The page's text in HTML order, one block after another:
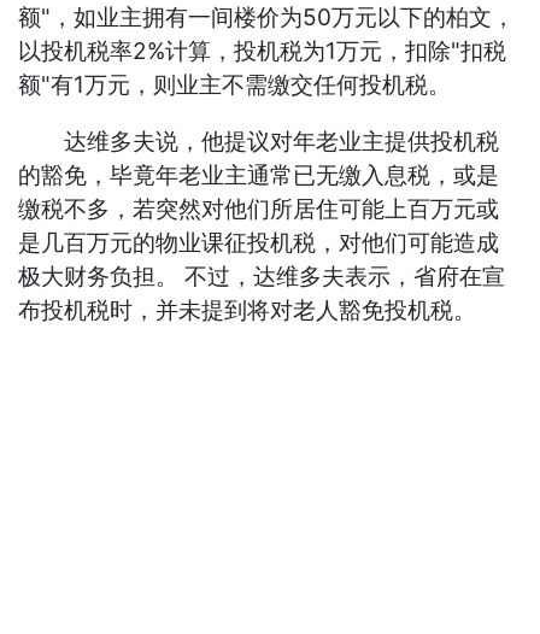
额"，如业主拥有一间楼价为50万元以下的柏文，
以投机税率2%计算，投机税为1万元，扣除"扣税
额"有1万元，则业主不需缴交任何投机税。
达维多夫说，他提议对年老业主提供投机税
的豁免，毕竟年老业主通常已无缴入息税，或是
缴税不多，若突然对他们所居住可能上百万元或
是几百万元的物业课征投机税，对他们可能造成
极大财务负担。 不过，达维多夫表示，省府在宣
布投机税时，并未提到将对老人豁免投机税。